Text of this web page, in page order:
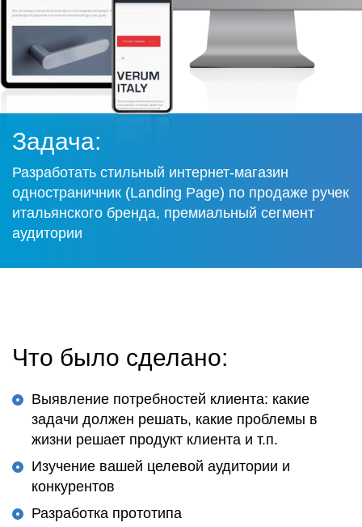
Задача:
Разработать стильный интернет-магазин
одностраничник (Landing Page) по продаже ручек
итальянского бренда, премиальный сегмент
аудитории
Что было сделано:
Выявление потребностей клиента: какие
задачи должен решать, какие проблемы в
жизни решает продукт клиента и т.п.
Изучение вашей целевой аудитории и
конкурентов
Разработка прототипа